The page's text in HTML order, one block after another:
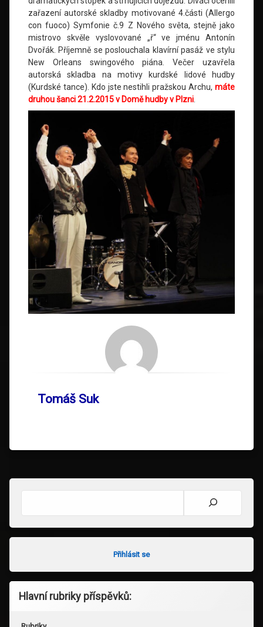
zařazení autorské skladby motivované 4.části (Allergo
con fuoco) Symfonie č.9 Z Nového světa, stejně jako
mistrovo skvěle vyslovované „ř“ ve jménu Antonín
Dvořák. Příjemně se poslouchala klavírní pasáž ve stylu
New Orleans swingového piána. Večer uzavřela
autorská skladba na motivy kurdské lidové hudby
(Kurdské tance). Kdo jste nestihli pražskou Archu, máte
druhou šanci 21.2.2015 v Domě hudby v Plzni
Tomáš Suk
Přihlásit se
Hlavní rubriky příspěvků: